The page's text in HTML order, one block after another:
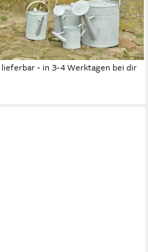
Zinkgießkanne. Robustes
Design für Ihre
Gartenbewässerung.
11,90 €
lieferbar - in 3-4 Werktagen bei dir